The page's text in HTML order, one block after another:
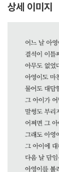
상세 이미지